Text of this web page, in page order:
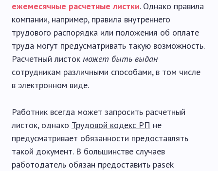
ежемесячные расчетные листки. Однако правила
компании, например, правила внутреннего
трудового распорядка или положения об оплате
труда могут предусматривать такую ​​возможность.
Расчетный листок может быть выдан
сотрудникам различными способами, в том числе
в электронном виде.
Работник всегда может запросить расчетный
листок, однако Трудовой кодекс РП не
предусматривает обязанности предоставлять
такой документ. В большинстве случаев
работодатель обязан предоставить pasek